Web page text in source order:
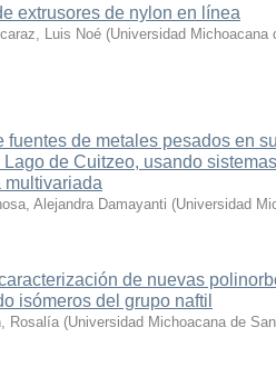
extrusores de nylon en línea
Luis Noé (Universidad Michoacana
fuentes de metales pesados en
de Cuitzeo, usando
multivariada
Alejandra Damayanti (Universidad
de nuevas
isómeros del grupo naftil
Rosalía (Universidad Michoacana de